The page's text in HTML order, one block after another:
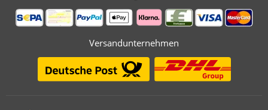
Versandunternehmen